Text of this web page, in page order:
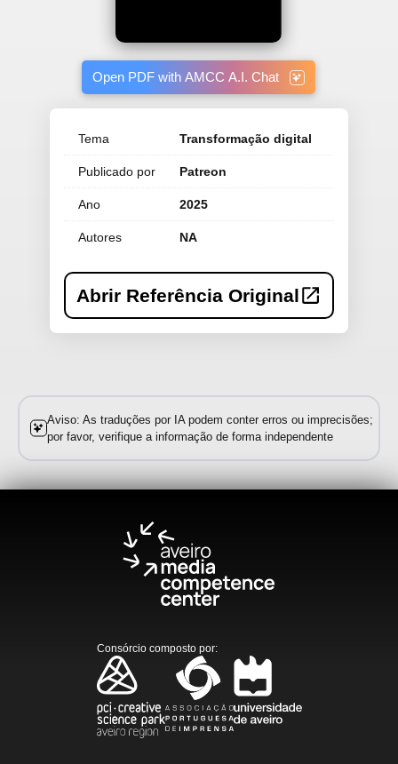
Open PDF with AMCC A.I. Chat
Tema Transformação digital
Publicado por Patreon
Ano 2025
Autores NA
Abrir Referência Original
Aviso: As traduções por IA podem conter erros ou imprecisões;
por favor, verifique a informação de forma independente
Consórcio composto por: